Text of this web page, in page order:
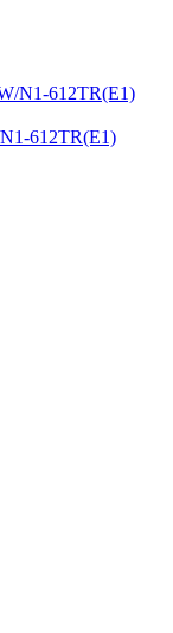
612TR(E1)